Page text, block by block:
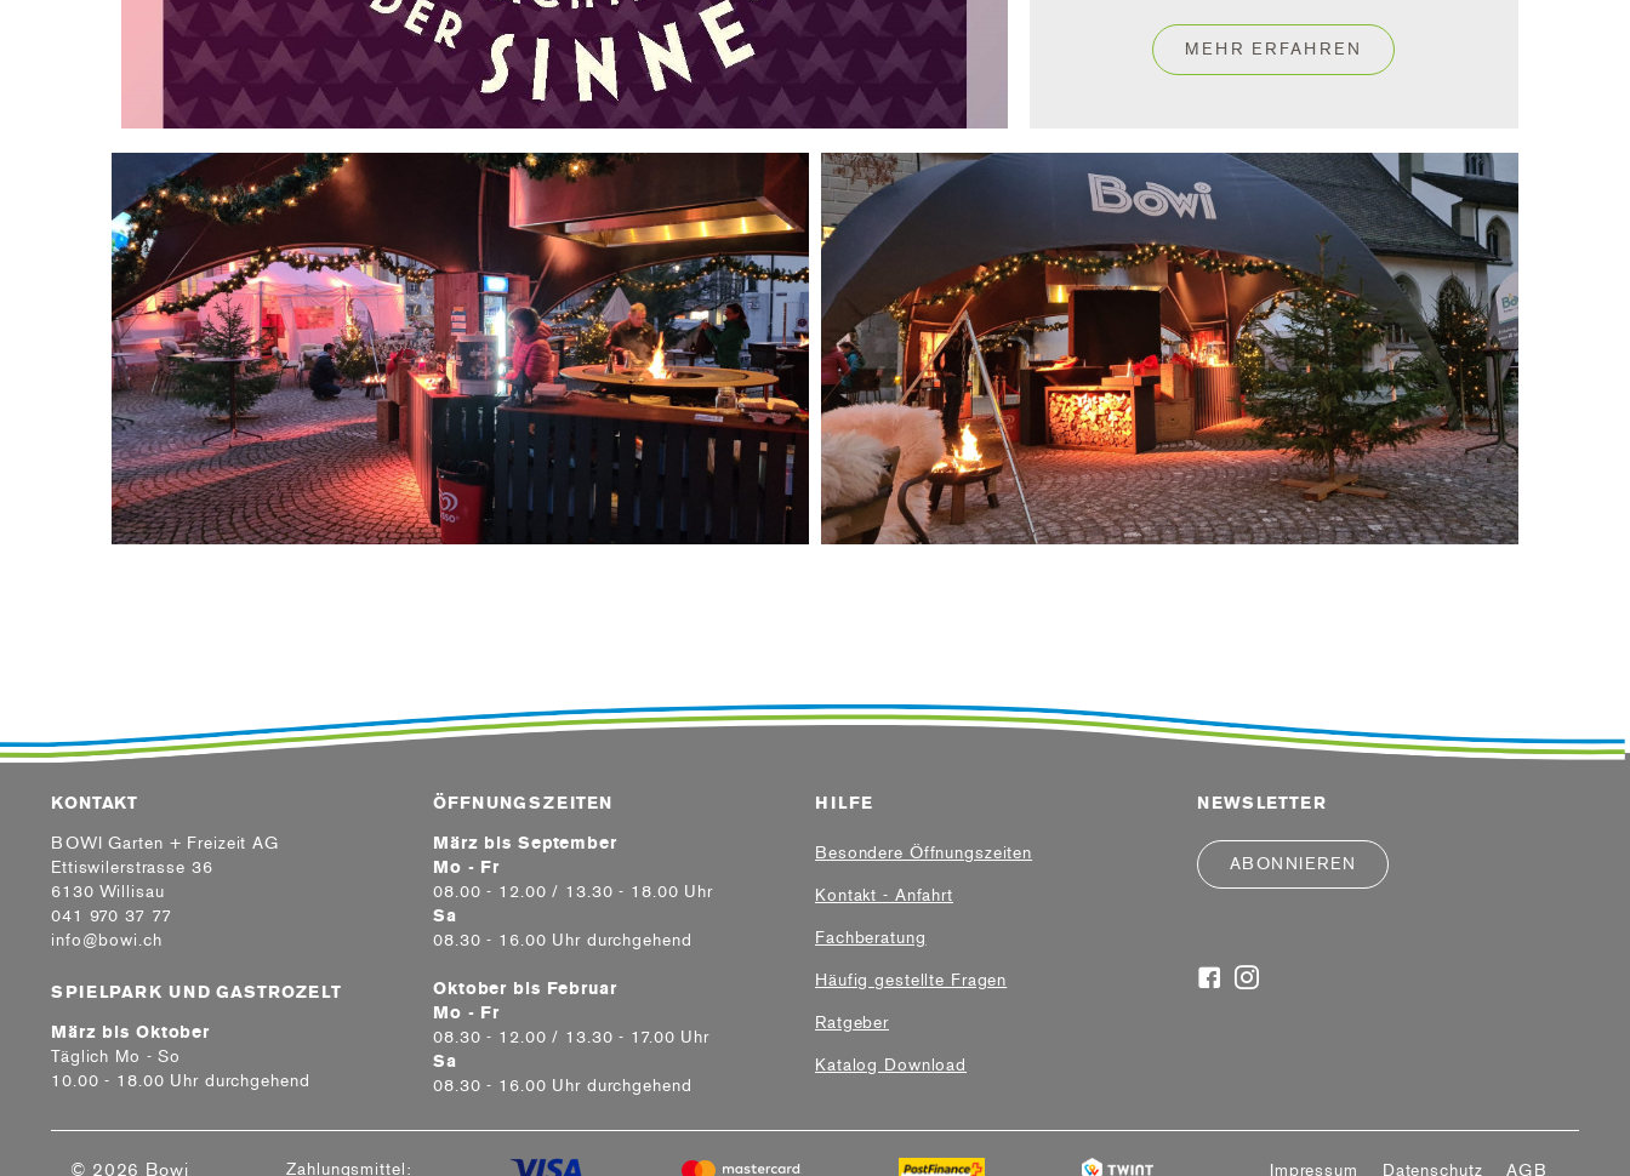
MEHR ERFAHREN
KONTAKT
BOWI Garten + Freizeit AG
Ettiswilerstrasse 36
6130 Willisau
041 970 37 77
info@bowi.ch
SPIELPARK UND GASTROZELT
März bis Oktober
Täglich Mo - So
10.00 - 18.00 Uhr durchgehend
ÖFFNUNGSZEITEN
März bis September
Mo - Fr
08.00 - 12.00 / 13.30 - 18.00 Uhr
Sa
08.30 - 16.00 Uhr durchgehend
Oktober bis Februar
Mo - Fr
08.30 - 12.00 / 13.30 - 17.00 Uhr
Sa
08.30 - 16.00 Uhr durchgehend
HILFE
Besondere Öffnungszeiten
Kontakt - Anfahrt
Fachberatung
Häufig gestellte Fragen
Ratgeber
Katalog Download
NEWSLETTER
ABONNIEREN
Impressum Datenschutz AGB
© 2026 Bowi Zahlungsmittel: